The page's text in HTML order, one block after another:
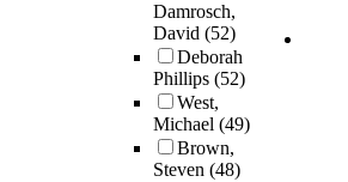
Damrosch,
David (52)
Deborah
Phillips (52)
West,
Michael (49)
Brown,
Steven (48)